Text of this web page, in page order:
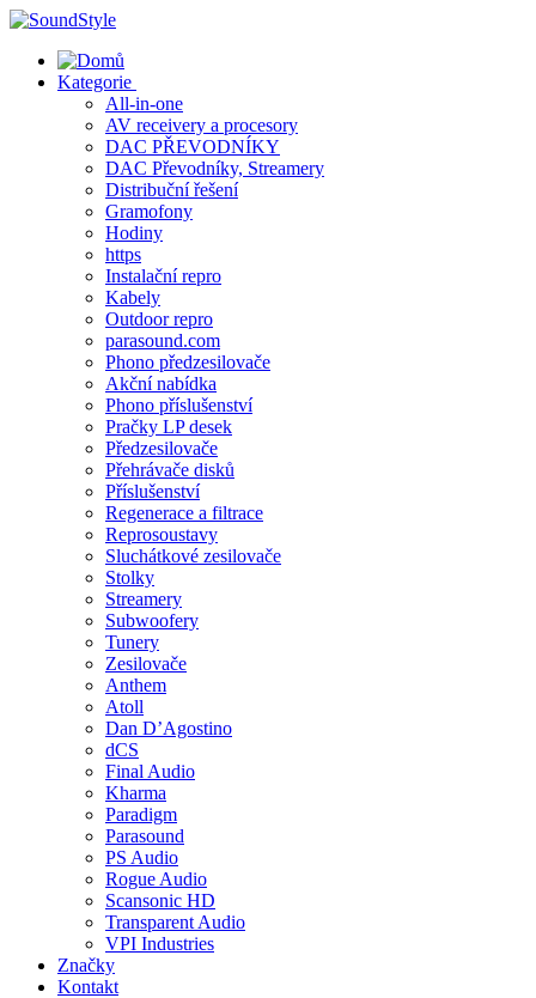
Skip
content
Kategorie
All-in-one
AV receivery a procesory
DAC PŘEVODNÍKY
DAC Převodníky, Streamery
Distribuční řešení
Gramofony
Hodiny
https
Instalační repro
Kabely
Outdoor repro
parasound.com
Phono předzesilovače
Akční nabídka
Phono příslušenství
Pračky LP desek
Předzesilovače
Přehrávače disků
Příslušenství
Regenerace a filtrace
Reprosoustavy
Sluchátkové zesilovače
Stolky
Streamery
Subwoofery
Tunery
Zesilovače
Anthem
Atoll
Dan D’Agostino
dCS
Final Audio
Kharma
Paradigm
Parasound
PS Audio
Rogue Audio
Scansonic HD
Transparent Audio
VPI Industries
Značky
Kontakt